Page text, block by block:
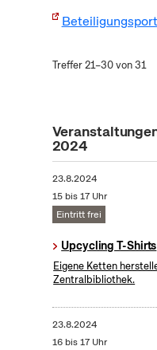
Treffer 21–30 von 31
2024
23.8.2024
15 bis 17 Uhr
Eintritt frei
Upcycling T-Shirts
Eigene Ketten
Zentralbibliothek.
23.8.2024
16 bis 17 Uhr